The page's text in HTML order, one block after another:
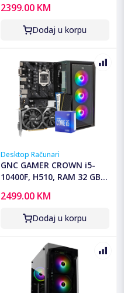
GAMING KUCISTE NO-OS
2399.00 KM
Dodaj u korpu
Desktop Računari
GNC GAMER CROWN i5-
10400F, H510, RAM 32 GB
8GB, PSU 550W, kućište
gaming
2499.00 KM
Dodaj u korpu